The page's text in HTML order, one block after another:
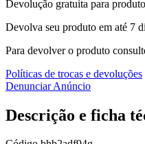
Devolução gratuita para
Devolva seu produto em até 7
Para devolver o produto
Políticas de trocas e devoluções
Denunciar Anúncio
Descrição e ficha